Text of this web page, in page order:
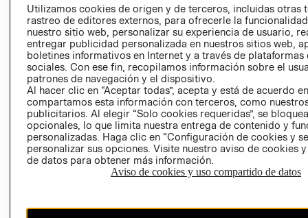
POLÍTICA
EMPRESARIAL
TÉRMINOS Y
CONDICIONES
AVISO DE
PRIVACIDAD
GIFT CARD
AVISO DE
COOKIES
Utilizamos cookies de origen y de terceros, incluidas otras
rastreo de editores externos, para ofrecerle la
nuestro sitio web, personalizar su experiencia de usuario,
entregar publicidad personalizada en nuestros sitios web,
boletines informativos en Internet y a través de plataformas
sociales. Con ese fin, recopilamos información sobre el
patrones de navegación y el dispositivo.
Al hacer clic en “Aceptar todas”, acepta y está de acuerdo
compartamos esta información con terceros, como
publicitarios. Al elegir “Solo cookies requeridas”, se
opcionales, lo que limita nuestra entrega de contenido y
personalizadas. Haga clic en “Configuración de cookies y
personalizar sus opciones. Visite nuestro aviso de cookies
de datos para obtener más información.
Aviso de cookies y uso compartido de datos